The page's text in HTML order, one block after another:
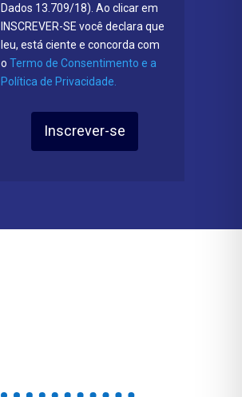
Dados 13.709/18). Ao clicar em
INSCREVER-SE você declara que
leu, está ciente e concorda com
o Termo de Consentimento e a
Política de Privacidade.
Inscrever-se